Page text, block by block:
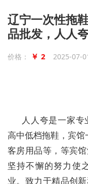
辽宁一次性拖
品批发，人人
价格： ￥ 2 2025-07-
人人夸是一家
高中低档拖鞋，宾
客房用品等，等宾
坚持不懈的努力使
业。致力于精品创